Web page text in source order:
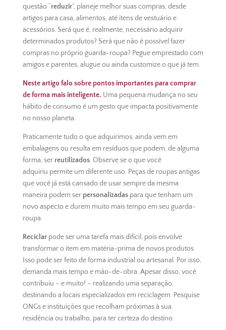
questão “reduzir”, planeje melhor suas compras, desde
artigos para casa, alimentos, até itens de vestuário e
acessórios. Será que é, realmente, necessário adquirir
determinados produtos? Será que não é possível fazer
compras no próprio guarda-roupa? Pegue emprestado com
amigos e parentes, alugue ou ainda customize o que já tem.
Neste artigo falo sobre pontos importantes para comprar
de forma mais inteligente. Uma pequena mudança no seu
hábito de consumo é um gesto que impacta positivamente
no nosso planeta.
Praticamente tudo o que adquirimos, ainda vem em
embalagens ou resulta em resíduos que podem, de alguma
forma, ser reutilizados. Observe se o que você
adquiriu permite um diferente uso. Peças de roupas antigas
que você já está cansado de usar sempre da mesma
maneira podem ser personalizadaspara que tenham um
novo aspecto e durem muito mais tempo em seu guarda-
roupa.
Reciclarpode ser uma tarefa mais difícil, pois envolve
transformar o item em matéria-prima de novos produtos.
Isso pode ser feito de forma industrial ou artesanal. Por isso,
demanda mais tempo e mão-de-obra. Apesar disso, você
contribuiu – e muito! – realizando uma separação,
destinando a locais especializados em reciclagem. Pesquise
ONGs e instituições que recolham próximas à sua
residência ou trabalho, para ter certeza do destino.